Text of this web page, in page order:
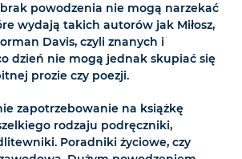
powodzenia nie mogą narzekać
wydają takich autorów jak Miłosz,
Davis, czyli znanych i
dzień nie mogą jednak skupiać się
prozie czy poezji.
zapotrzebowanie na książkę
rodzaju podręczniki,
Poradniki życiowe, czy